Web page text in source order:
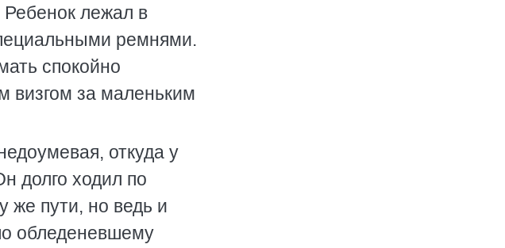
лежал в
ремнями.
спокойно
визгом за маленьким
откуда у
долго ходил по
же пути, но ведь и
обледеневшему